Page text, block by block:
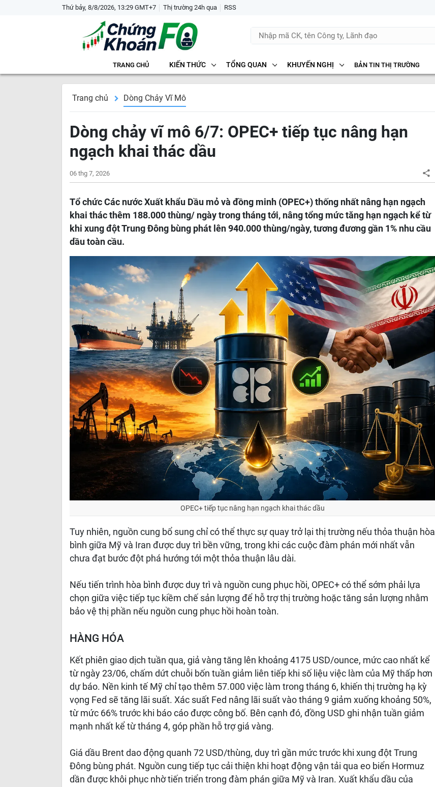
Thứ bảy, 8/8/2026, 13:29 GMT+7 Thị trường 24h qua RSS
TRANG CHỦ KIẾN THỨC TỔNG QUAN KHUYẾN NGHỊ BẢN TIN THỊ TRƯỜNG
Trang chủ Dòng Chảy Vĩ Mô
Dòng chảy vĩ mô 6/7: OPEC+ tiếp tục nâng hạn
ngạch khai thác dầu
06 thg 7, 2026
Tổ chức Các nước Xuất khẩu Dầu mỏ và đồng minh (OPEC+) thống nhất nâng hạn ngạch
khai thác thêm 188.000 thùng/ ngày trong tháng tới, nâng tổng mức tăng hạn ngạch kể từ
khi xung đột Trung Đông bùng phát lên 940.000 thùng/ngày, tương đương gần 1% nhu cầu
dầu toàn cầu.
OPEC+ tiếp tục nâng hạn ngạch khai thác dầu
Tuy nhiên, nguồn cung bổ sung chỉ có thể thực sự quay trở lại thị trường nếu thỏa thuận hòa
bình giữa Mỹ và Iran được duy trì bền vững, trong khi các cuộc đàm phán mới nhất vẫn
chưa đạt bước đột phá hướng tới một thỏa thuận lâu dài.
Nếu tiến trình hòa bình được duy trì và nguồn cung phục hồi, OPEC+ có thể sớm phải lựa
chọn giữa việc tiếp tục kiềm chế sản lượng để hỗ trợ thị trường hoặc tăng sản lượng nhằm
bảo vệ thị phần nếu nguồn cung phục hồi hoàn toàn.
HÀNG HÓA
Kết phiên giao dịch tuần qua, giả vàng tăng lên khoảng 4175 USD/ounce, mức cao nhất kể
từ ngày 23/06, chấm dứt chuỗi bốn tuần giảm liên tiếp khi số liệu việc làm của Mỹ thấp hơn
dự báo. Nền kinh tế Mỹ chỉ tạo thêm 57.000 việc làm trong tháng 6, khiến thị trường hạ kỳ
vọng Fed sẽ tăng lãi suất. Xác suất Fed nâng lãi suất vào tháng 9 giảm xuống khoảng 50%,
từ mức 66% trước khi báo cáo được công bố. Bên cạnh đó, đồng USD ghi nhận tuần giảm
mạnh nhất kể từ tháng 4, góp phần hỗ trợ giá vàng.
Giá dầu Brent dao động quanh 72 USD/thùng, duy trì gần mức trước khi xung đột Trung
Đông bùng phát. Nguồn cung tiếp tục cải thiện khi hoạt động vận tải qua eo biển Hormuz
dần được khôi phục nhờ tiến triển trong đàm phán giữa Mỹ và Iran. Xuất khẩu dầu của